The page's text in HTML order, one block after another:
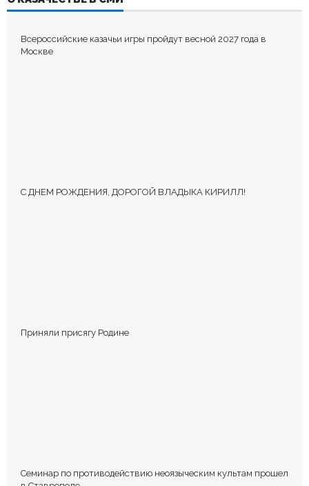
Пока нет комментариев.
Оставьте первый комментарий.
Всероссийские казачьи игры пройдут весной 2027 года в
Москве
С ДНЕМ РОЖДЕНИЯ, ДОРОГОЙ ВЛАДЫКА КИРИЛЛ!
Приняли присягу Родине
Семинар по противодействию неоязыческим культам прошел